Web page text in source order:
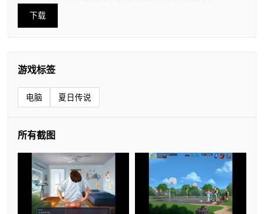
下载
游戏标签
电脑 夏日传说
所有截图